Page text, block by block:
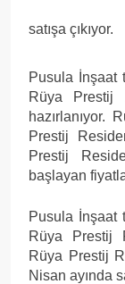
satışa çıkıyor.
Pusula İnşaat
Rüya Prestij
hazırlanıyor.
Prestij
Prestij
başlayan
Pusula İnşaat
Rüya Prestij
Rüya Prestij
Nisan ayında